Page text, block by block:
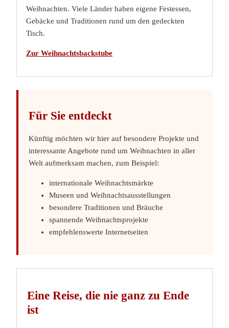
Weihnachten. Viele Länder haben eigene Festessen,
Gebäcke und Traditionen rund um den gedeckten
Tisch.
Zur Weihnachtsbackstube
Für Sie entdeckt
Künftig möchten wir hier auf besondere Projekte und
interessante Angebote rund um Weihnachten in aller
Welt aufmerksam machen, zum Beispiel:
internationale Weihnachtsmärkte
Museen und Weihnachtsausstellungen
besondere Traditionen und Bräuche
spannende Weihnachtsprojekte
empfehlenswerte Internetseiten
Eine Reise, die nie ganz zu Ende
ist